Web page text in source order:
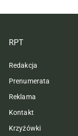
RPT
Redakcja
Prenumerata
Reklama
Kontakt
Krzyżówki